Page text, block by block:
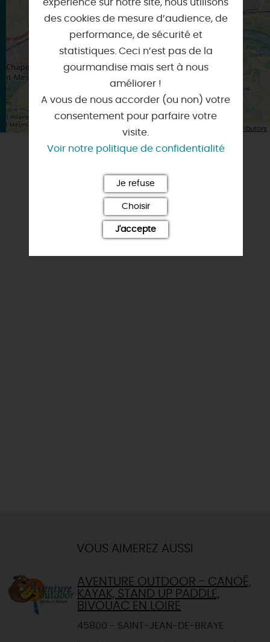
×
ORLEANS
Leaflet | Map data © OpenStreetMap contributors
VOUS AIMEREZ AUSSI
AVENTURE OUTDOOR - CANOË,
KAYAK, STAND UP PADDLE,
BIVOUAC EN LOIRE
45800 - SAINT-JEAN-DE-BRAYE
expérience sur notre site, nous utilisons
des cookies de mesure d’audience, de
performance, de sécurité et
statistiques. Ceci n’est pas de la
gourmandise mais sert à nous
améliorer !
A vous de nous accorder (ou non) votre
consentement pour parfaire votre
visite.
Voir notre politique de confidentialité
Je refuse
Choisir
J'accepte